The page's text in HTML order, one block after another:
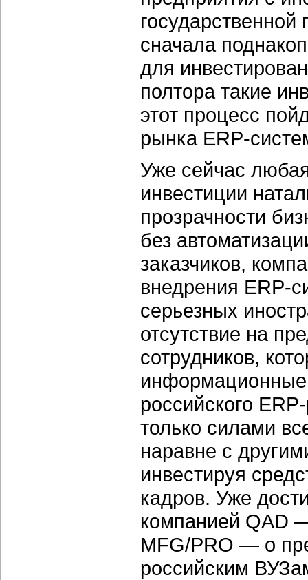
сначала
для
полтора такие
этот процесс
рынка ERP-
Уже сейчас
инвестиции
прозрачности
без
заказчиков,
внедрения ERP-
серьезных
отсутствие на
сотрудников,
информационные
российского
только силами
наравне с
инвестируя
кадров. Уже
компанией QAD
MFG/PRO — о
российским